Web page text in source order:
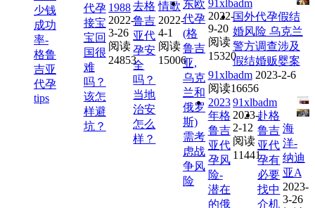
少钱
成功
率-
格鲁
吉亚
代孕
tips
代孕
接宝
宝回
国很
难
吗？
该怎
样避
坑？
1988
2022-
3-26
阅读
24853
去格
鲁吉
亚代
孕安
全
吗？
当地
治安
怎么
样？
情歌
2022-
4-1
阅读
15006
东欧
代孕
(格
鲁吉
亚,
乌克
兰和
俄罗
斯)
需考
虑战
争风
险
91xlbadm
2022-
9-20
阅读
15320
国外代孕假结
婚风险 乌克兰
警方调查涉及
假结婚贩婴案
91xlbadm 2023-2-6
阅读16656
2023
年格
鲁吉
亚代
孕风
险-
潜在
的俄
91xlbadm
2023-
2-12
阅读
11441
赴格
鲁吉
亚代
孕有
必要
找中
介机
海
洋-
纳迪
亚A
2023-
3-26